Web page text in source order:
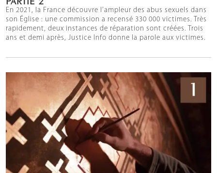
En 2021, la France découvre l’ampleur des abus sexuels dans
son Église : une commission a recensé 330 000 victimes. Très
rapidement, deux instances de réparation sont créées. Trois
ans et demi après, Justice Info donne la parole aux victimes.